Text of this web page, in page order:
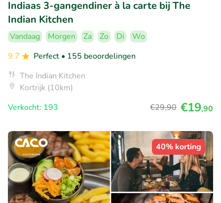
Indiaas 3-gangendiner à la carte bij The
Indian Kitchen
Vandaag Morgen Za Zo Di
Wo
9.7
Perfect • 155 beoordelingen
The Indian Kitchen
Kortrijk (10km)
Verkocht: 193
€29,90 €19,90
40% korting